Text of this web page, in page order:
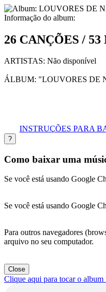
Informação do album:
26 CANÇÕES /
ARTISTAS: Não disponível
ÁLBUM: "LOUVORES DE
INSTRUÇÕES PARA
?
Como baixar uma
Se você está usando Google
Se você está usando Google
Para outros navegadores
arquivo no seu computador.
Close
Clique aqui para tocar o album